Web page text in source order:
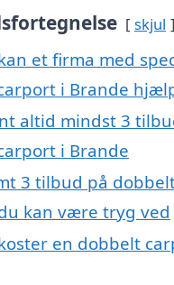
skjul
et firma med
i Brande
altid mindst 3
i Brande
3 tilbud på
kan være tryg ved
en dobbelt